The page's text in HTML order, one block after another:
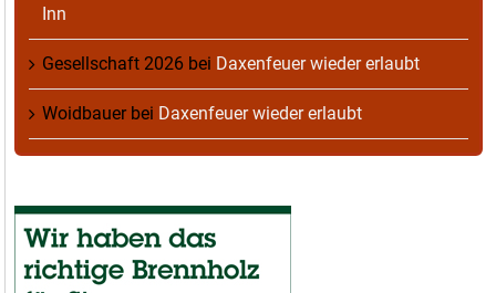
Inn
Gesellschaft 2026 bei Daxenfeuer wieder erlaubt
Woidbauerbei Daxenfeuer wieder erlaubt